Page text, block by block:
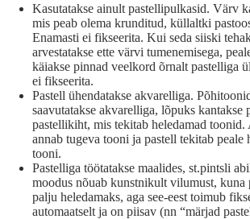
Kasutatakse ainult pastellipulkasid. Värv
mis peab olema krunditud, küllaltki
Enamasti ei fikseerita. Kui seda siiski
arvestatakse ette värvi tumenemisega,
käiakse pinnad veelkord õrnalt pastelliga
ei fikseerita.
Pastell ühendatakse akvarelliga.
saavutatakse akvarelliga, lõpuks kantakse
pastellikiht, mis tekitab heledamad toonid.
annab tugeva tooni ja pastell tekitab peale
tooni.
Pastelliga töötatakse maalides, st.pintsli
moodus nõuab kunstnikult vilumust,
palju heledamaks, aga see-eest toimub
automaatselt ja on piisav (nn “märjad